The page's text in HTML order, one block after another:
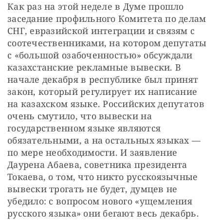
Как раз на этой неделе в Думе прошло
заседание профильного Комитета по делам
СНГ, евразийской интеграции и связям с
соотечественниками, на котором депутаты
с «большой озабоченностью» обсуждали
казахстанские рекламные вывески. В
начале декабря в республике был принят
закон, который регулирует их написание
на казахском языке. Российских депутатов
очень смутило, что вывески на
государственном языке являются
обязательными, а на остальных языках —
по мере необходимости. И заявление
Даурена Абаева, советника президента
Токаева, о том, что никто русскоязычные
вывески трогать не будет, думцев не
убедило: с вопросом нового «ущемления
русского языка» они бегают весь декабрь.